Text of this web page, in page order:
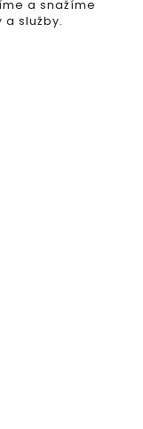
a snažíme
služby.